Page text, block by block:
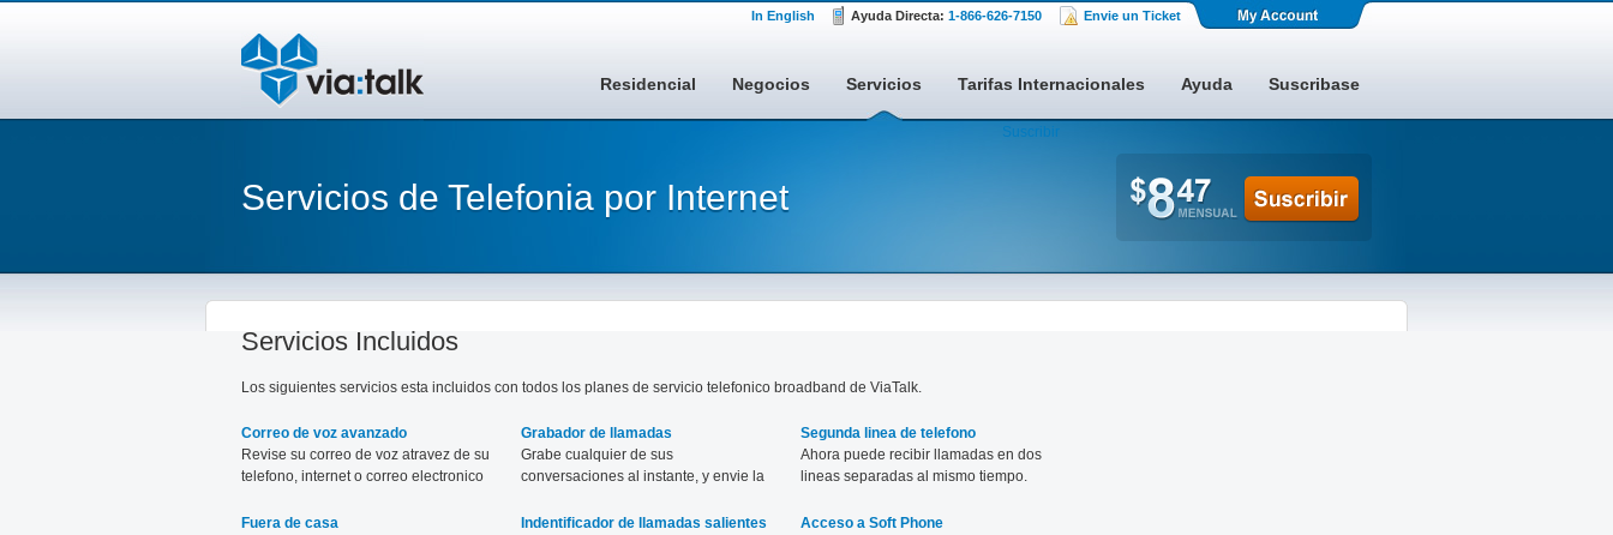
Envie un Ticket
Ayuda Directa: 1-866-626-7150
In English
Residencial Negocios Servicios Tarifas Internacionales Ayuda Suscribase
Suscribir
Servicios de Telefonia por Internet
Servicios Incluidos
Los siguientes servicios esta incluidos con todos los planes de servicio telefonico broadband de ViaTalk.
Correo de voz avanzado
Revise su correo de voz atravez de su
telefono, internet o correo electronico
Grabador de llamadas
Grabe cualquier de sus
conversaciones al instante, y envie la
telefono.
Segunda linea de telefono
Ahora puede recibir llamadas en dos
lineas separadas al mismo tiempo.
Fuera de casa
Indentificador de llamadas salientes
Acceso a Soft Phone